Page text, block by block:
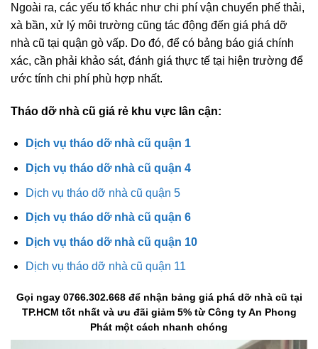
Ngoài ra, các yếu tố khác như chi phí vận chuyển phế thải,
xà bần, xử lý môi trường cũng tác động đến giá phá dỡ
nhà cũ tại quận gò vấp. Do đó, để có bảng báo giá chính
xác, cần phải khảo sát, đánh giá thực tế tại hiện trường để
ước tính chi phí phù hợp nhất.
Tháo dỡ nhà cũ giá rẻ khu vực lân cận:
Dịch vụ tháo dỡ nhà cũ quận 1
Dịch vụ tháo dỡ nhà cũ quận 4
Dịch vụ tháo dỡ nhà cũ quận 5
Dịch vụ tháo dỡ nhà cũ quận 6
Dịch vụ tháo dỡ nhà cũ quận 10
Dịch vụ tháo dỡ nhà cũ quận 11
Gọi ngay 0766.302.668 để nhận bảng giá phá dỡ nhà cũ tại
TP.HCM tốt nhất và ưu đãi giảm 5% từ Công ty An Phong
Phát một cách nhanh chóng